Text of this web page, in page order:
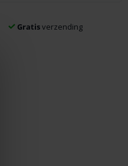
Gratisverzending